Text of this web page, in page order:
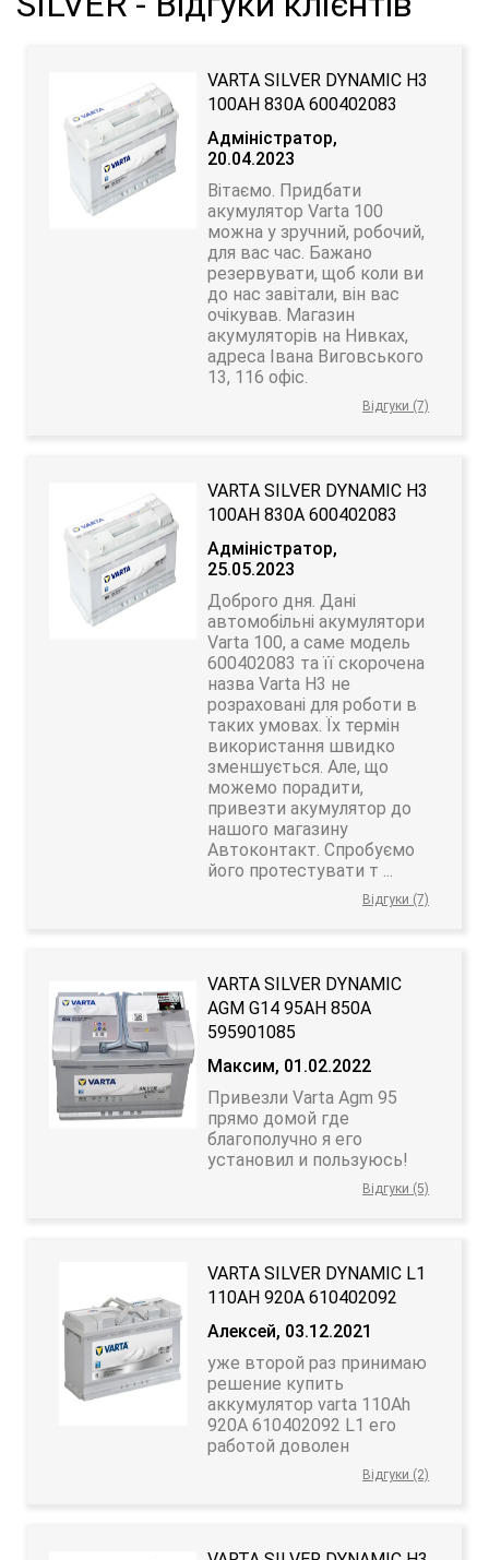
VARTA SILVER DYNAMIC H3
100AH 830A 600402083
Адміністратор,
20.04.2023
Вітаємо. Придбати
акумулятор Varta 100
можна у зручний, робочий,
для вас час. Бажано
резервувати, щоб коли ви
до нас завітали, він вас
очікував. Магазин
акумуляторів на Нивках,
адреса Івана Виговського
13, 116 офіс.
Відгуки (7)
VARTA SILVER DYNAMIC H3
100AH 830A 600402083
Адміністратор,
25.05.2023
Доброго дня. Дані
автомобільні акумулятори
Varta 100, а саме модель
600402083 та її скорочена
назва Varta H3 не
розраховані для роботи в
таких умовах. Їх термін
використання швидко
зменшується. Але, що
можемо порадити,
привезти акумулятор до
нашого магазину
Автоконтакт. Спробуємо
його протестувати т ...
Відгуки (7)
VARTA SILVER DYNAMIC
AGM G14 95AH 850A
595901085
Максим, 01.02.2022
Привезли Varta Agm 95
прямо домой где
благополучно я его
установил и пользуюсь!
Відгуки (5)
VARTA SILVER DYNAMIC L1
110АH 920A 610402092
Алексей, 03.12.2021
уже второй раз принимаю
решение купить
аккумулятор varta 110Ah
920A 610402092 L1 его
работой доволен
Відгуки (2)